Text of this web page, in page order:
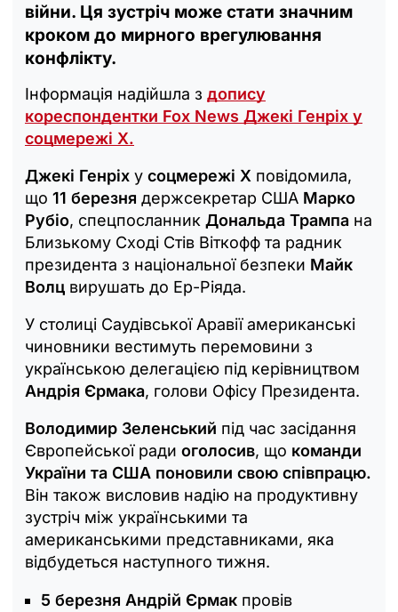
війни. Ця зустріч може стати значним
кроком до мирного врегулювання
конфлікту.
Інформація надійшла з допису
кореспондентки Fox News Джекі Генріх у
соцмережі X.
Джекі Генріх у соцмережі X повідомила,
що 11 березня держсекретар США Марко
Рубіо, спецпосланник Дональда Трампа на
Близькому Сході Стів Віткофф та радник
президента з національної безпеки Майк
Волц вирушать до Ер-Ріяда.
У столиці Саудівської Аравії американські
чиновники вестимуть перемовини з
українською делегацією під керівництвом
Андрія Єрмака, голови Офісу Президента.
Володимир Зеленський під час засідання
Європейської ради оголосив, що команди
України та США поновили свою співпрацю.
Він також висловив надію на продуктивну
зустріч між українськими та
американськими представниками, яка
відбудеться наступного тижня.
5 березня Андрій Єрмак провів